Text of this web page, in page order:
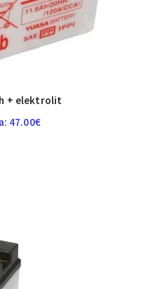
+ elektrolit
47.00€